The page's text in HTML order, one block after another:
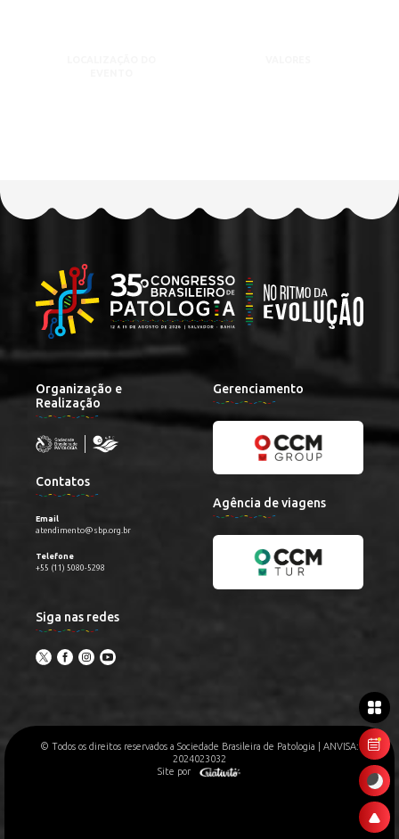
Organização e
Realização
Contatos
Email
atendimento@sbp.org.br
Telefone
+55 (11) 5080-5298
Siga nas redes
Gerenciamento
Agência de viagens
© Todos os direitos reservados a Sociedade Brasileira de Patologia | ANVISA:
2024023032
Site por